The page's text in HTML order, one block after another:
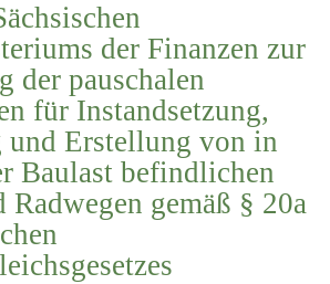
der Finanzen zur
der pauschalen
für Instandsetzung,
und Erstellung von in
Baulast befindlichen
Radwegen gemäß § 20a